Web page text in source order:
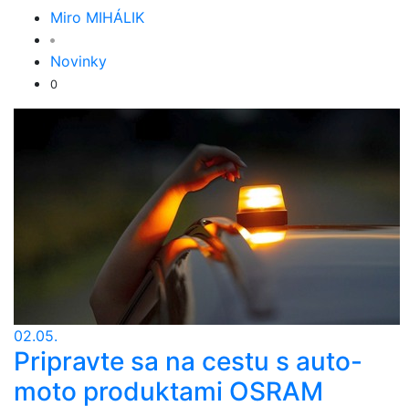
Miro MIHÁLIK
Novinky
0
02.05.
Pripravte sa na cestu s auto-
moto produktami OSRAM